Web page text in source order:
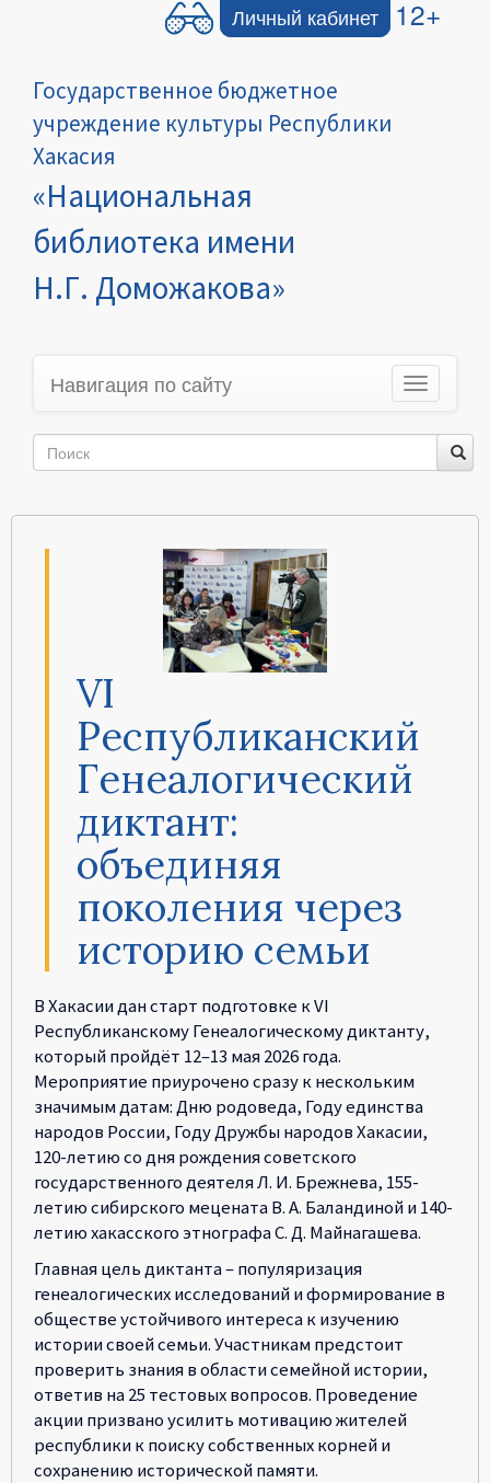
Личный кабинет 12+
Государственное бюджетное
учреждение культуры Республики
Хакасия
«Национальная
библиотека имени
Н.Г. Доможакова»
Toggle
navigation
Навигация по сайту
VI
Республиканский
Генеалогический
диктант:
объединяя
поколения через
историю семьи
В Хакасии дан старт подготовке к VI
Республиканскому Генеалогическому диктанту,
который пройдёт 12–13 мая 2026 года.
Мероприятие приурочено сразу к нескольким
значимым датам: Дню родоведа, Году единства
народов России, Году Дружбы народов Хакасии,
120-летию со дня рождения советского
государственного деятеля Л. И. Брежнева, 155-
летию сибирского мецената В. А. Баландиной и 140-
летию хакасского этнографа С. Д. Майнагашева.
Главная цель диктанта – популяризация
генеалогических исследований и формирование в
обществе устойчивого интереса к изучению
истории своей семьи. Участникам предстоит
проверить знания в области семейной истории,
ответив на 25 тестовых вопросов. Проведение
акции призвано усилить мотивацию жителей
республики к поиску собственных корней и
сохранению исторической памяти.